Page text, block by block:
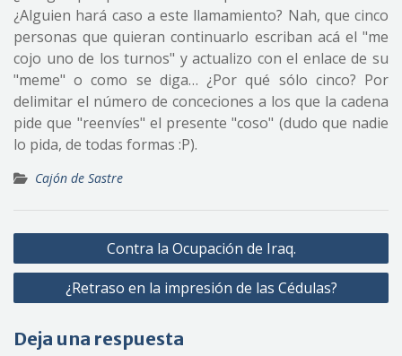
¿Alguien hará caso a este llamamiento? Nah, que cinco
personas que quieran continuarlo escriban acá el "me
cojo uno de los turnos" y actualizo con el enlace de su
"meme" o como se diga… ¿Por qué sólo cinco? Por
delimitar el número de conceciones a los que la cadena
pide que "reenvíes" el presente "coso" (dudo que nadie
lo pida, de todas formas :P).
Cajón de Sastre
Navegación
de
entradas
Contra la Ocupación de Iraq.
¿Retraso en la impresión de las Cédulas?
Deja una respuesta